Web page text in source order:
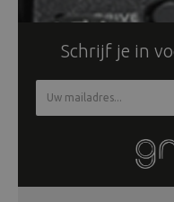
Schrijf je in